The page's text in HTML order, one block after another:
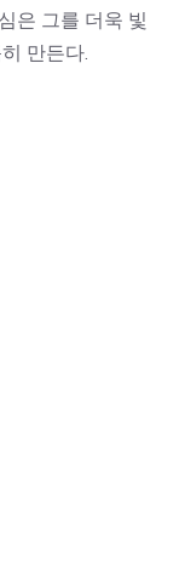
은 그를 더욱 빛
만든다.